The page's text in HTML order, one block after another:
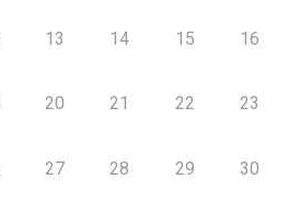
13 14 15 16
20 21 22 23
27 28 29 30